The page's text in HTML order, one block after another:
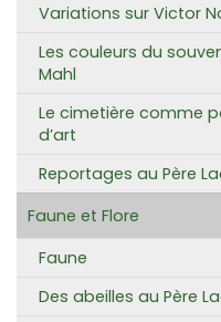
Variations sur Victor
Les couleurs du
Mahl
Le cimetière comme
d’art
Reportages au Père
Faune et Flore
Faune
Des abeilles au Père